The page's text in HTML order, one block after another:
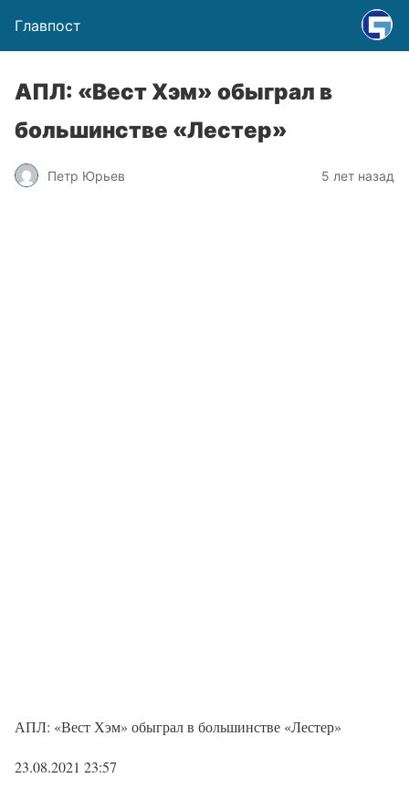
Главпост
АПЛ: «Вест Хэм» обыграл в
большинстве «Лестер»
Петр Юрьев 5 лет назад
АПЛ: «Вест Хэм» обыграл в большинстве «Лестер»
23.08.2021 23:57